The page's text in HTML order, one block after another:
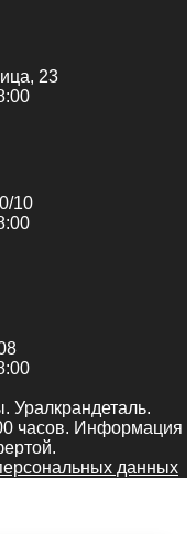
23
10
часов. Информация
данных